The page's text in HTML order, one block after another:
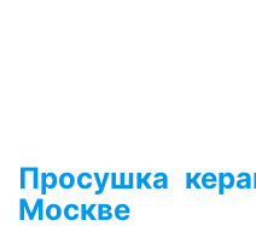
Просушка
Просушка
Москве